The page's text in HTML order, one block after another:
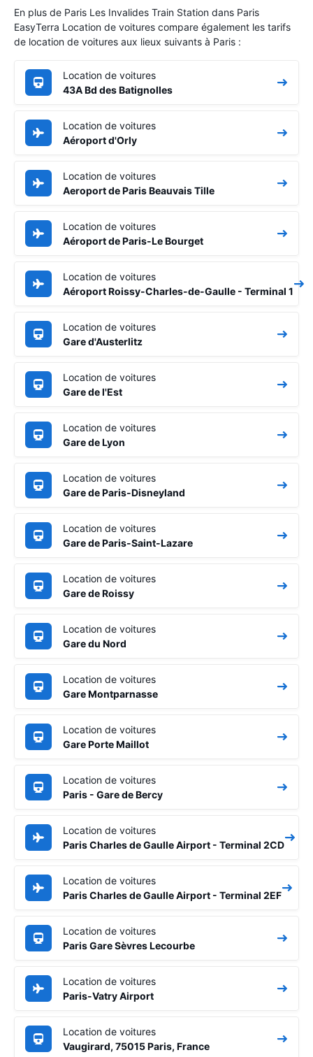
En plus de Paris Les Invalides Train Station dans Paris
EasyTerra Location de voitures compare également les tarifs
de location de voitures aux lieux suivants à Paris :
Location de voitures
43A Bd des Batignolles
Location de voitures
Aéroport d'Orly
Location de voitures
Aeroport de Paris Beauvais Tille
Location de voitures
Aéroport de Paris-Le Bourget
Location de voitures
Aéroport Roissy-Charles-de-Gaulle - Terminal 1
Location de voitures
Gare d'Austerlitz
Location de voitures
Gare de l'Est
Location de voitures
Gare de Lyon
Location de voitures
Gare de Paris-Disneyland
Location de voitures
Gare de Paris-Saint-Lazare
Location de voitures
Gare de Roissy
Location de voitures
Gare du Nord
Location de voitures
Gare Montparnasse
Location de voitures
Gare Porte Maillot
Location de voitures
Paris - Gare de Bercy
Location de voitures
Paris Charles de Gaulle Airport - Terminal 2CD
Location de voitures
Paris Charles de Gaulle Airport - Terminal 2EF
Location de voitures
Paris Gare Sèvres Lecourbe
Location de voitures
Paris-Vatry Airport
Location de voitures
Vaugirard, 75015 Paris, France